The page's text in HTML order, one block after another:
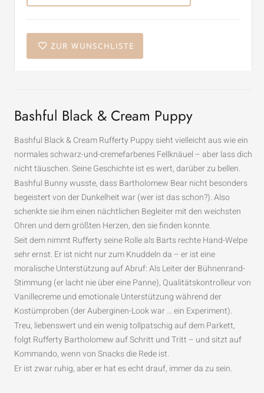
ZUR WUNSCHLISTE
Bashful Black & Cream Puppy
Bashful Black & Cream Rufferty Puppy sieht vielleicht aus wie ein
normales schwarz-und-cremefarbenes Fellknäuel – aber lass dich
nicht täuschen. Seine Geschichte ist es wert, darüber zu bellen.
Bashful Bunny wusste, dass Bartholomew Bear nicht besonders
begeistert von der Dunkelheit war (wer ist das schon?). Also
schenkte sie ihm einen nächtlichen Begleiter mit den weichsten
Ohren und dem größten Herzen, den sie finden konnte.
Seit dem nimmt Rufferty seine Rolle als Barts rechte Hand-Welpe
sehr ernst. Er ist nicht nur zum Knuddeln da – er ist eine
moralische Unterstützung auf Abruf: Als Leiter der Bühnenrand-
Stimmung (er lacht nie über eine Panne), Qualitätskontrolleur von
Vanillecreme und emotionale Unterstützung während der
Kostümproben (der Auberginen-Look war … ein Experiment).
Treu, liebenswert und ein wenig tollpatschig auf dem Parkett,
folgt Rufferty Bartholomew auf Schritt und Tritt – und sitzt auf
Kommando, wenn von Snacks die Rede ist.
Er ist zwar ruhig, aber er hat es echt drauf, immer da zu sein.